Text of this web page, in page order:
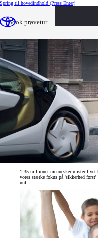
Spring til hovedindhold (Press Enter)
Book prøvetur
En fremtid uden
1,35 millioner mennesker mister livet
vores stærke fokus på 'sikkerhed
nul.